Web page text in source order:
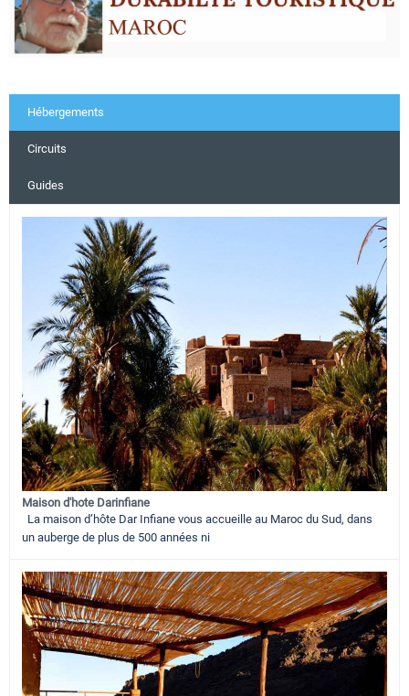
Hébergements
Circuits
Guides
Maison d'hote Darinfiane
La maison d’hôte Dar Infiane vous accueille au Maroc du Sud, dans
un auberge de plus de 500 années ni